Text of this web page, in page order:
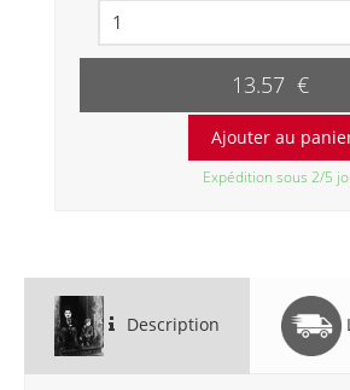
13.57 €
Expédition sous 2/5
Description